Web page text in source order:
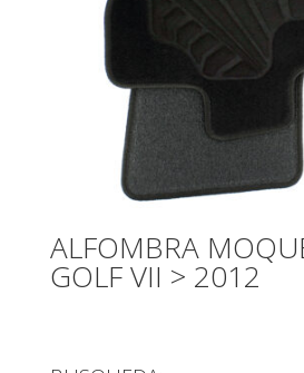
ALFOMBRA
GOLF VII > 2012